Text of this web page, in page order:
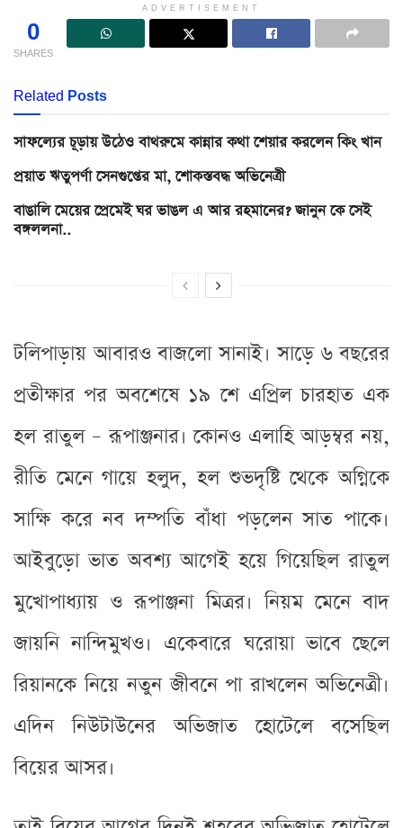
ADVERTISEMENT
0
SHARES
Related Posts
সাফল্যের চূড়ায় উঠেও বাথরুমে কান্নার কথা শেয়ার করলেন কিং খান
প্রয়াত ঋতুপর্ণা সেনগুপ্তের মা, শোকস্তবদ্ধ অভিনেত্রী
বাঙালি মেয়ের প্রেমেই ঘর ভাঙল এ আর রহমানের? জানুন কে সেই
বঙ্গললনা..
টলিপাড়ায় আবারও বাজলো সানাই। সাড়ে ৬ বছরের
প্রতীক্ষার পর অবশেষে ১৯ শে এপ্রিল চারহাত এক
হল রাতুল – রূপাঞ্জনার। কোনও এলাহি আড়ম্বর নয়,
রীতি মেনে গায়ে হলুদ, হল শুভদৃষ্টি থেকে অগ্নিকে
সাক্ষি করে নব দম্পতি বাঁধা পড়লেন সাত পাকে।
আইবুড়ো ভাত অবশ্য আগেই হয়ে গিয়েছিল রাতুল
মুখোপাধ্যায় ও রূপাঞ্জনা মিত্রর। নিয়ম মেনে বাদ
জায়নি নান্দিমুখও। একেবারে ঘরোয়া ভাবে ছেলে
রিয়ানকে নিয়ে নতুন জীবনে পা রাখলেন অভিনেত্রী।
এদিন নিউটাউনের অভিজাত হোটেলে বসেছিল
বিয়ের আসর।